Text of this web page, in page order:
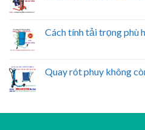
Cách tính tải trọng phù
Quay rót phuy không